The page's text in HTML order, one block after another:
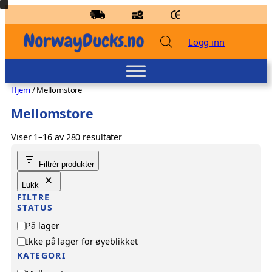
Badeand I Love Kragerø
kr159,00
Hopp
til
innhold
Logg inn
Hjem/ Mellomstore
Mellomstore
Viser 1–16 av 280 resultater
Filtrér produkter
Lukk
FILTRE
STATUS
T
i
l
g
På lager
Ikke på lager for øyeblikket
KATEGORI